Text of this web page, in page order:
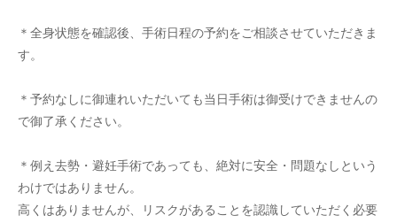
＊全身状態を確認後、手術日程の予約をご相談させていただきま
す。
＊予約なしに御連れいただいても当日手術は御受けできませんの
で御了承ください。
＊例え去勢・避妊手術であっても、絶対に安全・問題なしという
わけではありません。
高くはありませんが、リスクがあることを認識していただく必要